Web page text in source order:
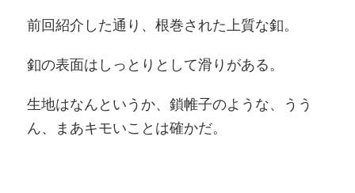
前回紹介した通り、根巻された上質な釦。
釦の表面はしっとりとして滑りがある。
生地はなんというか、鎖帷子のような、うう
ん、まあキモいことは確かだ。